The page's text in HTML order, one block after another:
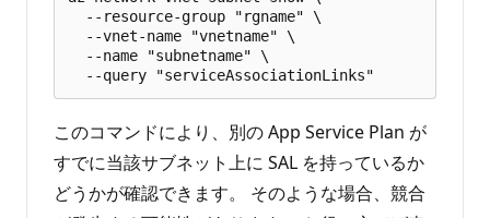
  --resource-group "rgname" \
  --vnet-name "vnetname" \
  --name "subnetname" \
このコマンドにより、別の App Service Plan が
すでに当該サブネット上に SAL を持っているか
どうかが確認できます。 そのような場合、競合